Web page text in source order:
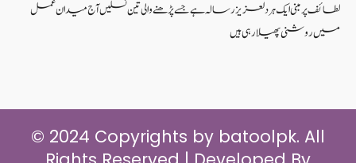
لطائف پر مبنی ایک ہر دلعزیز رسالہ ہے جسے پڑھنے والی تین نسلیں آج میدان عمل
میں روشنی پھیلا رہی ہیں
© 2024 Copyrights by batoolpk. All